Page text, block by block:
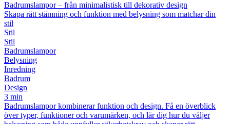
Badrumslampor – från minimalistisk till dekorativ design
Skapa rätt stämning och funktion med belysning som matchar din
stil
Stil
Stil
Badrumslampor
Belysning
Inredning
Badrum
Design
3 min
Badrumslampor kombinerar funktion och design. Få en överblick
över typer, funktioner och varumärken, och lär dig hur du väljer